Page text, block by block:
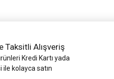
Taksitli Alışveriş
Kredi Kartı yada
ile kolayca satın